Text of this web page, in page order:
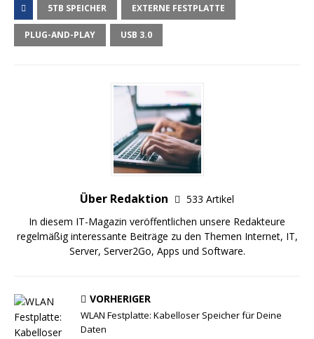
5TB SPEICHER EXTERNE FESTPLATTE
PLUG-AND-PLAY USB 3.0
Über Redaktion
533 Artikel
In diesem IT-Magazin veröffentlichen unsere Redakteure
regelmäßig interessante Beiträge zu den Themen Internet, IT,
Server, Server2Go, Apps und Software.
VORHERIGER
WLAN Festplatte: Kabelloser Speicher für Deine
Daten